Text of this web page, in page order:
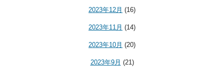
2023年12月 (16)
2023年11月 (14)
2023年10月 (20)
2023年9月 (21)